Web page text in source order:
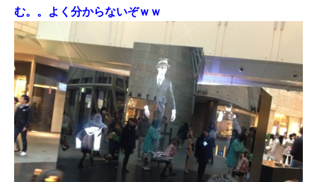
む。。よく分からないぞｗｗ